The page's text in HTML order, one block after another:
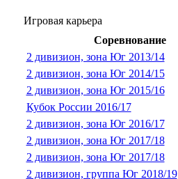
Игровая карьера
Соревнование
2 дивизион, зона Юг 2013/14
2 дивизион, зона Юг 2014/15
2 дивизион, зона Юг 2015/16
Кубок России 2016/17
2 дивизион, зона Юг 2016/17
2 дивизион, зона Юг 2017/18
2 дивизион, зона Юг 2017/18
2 дивизион, группа Юг 2018/19